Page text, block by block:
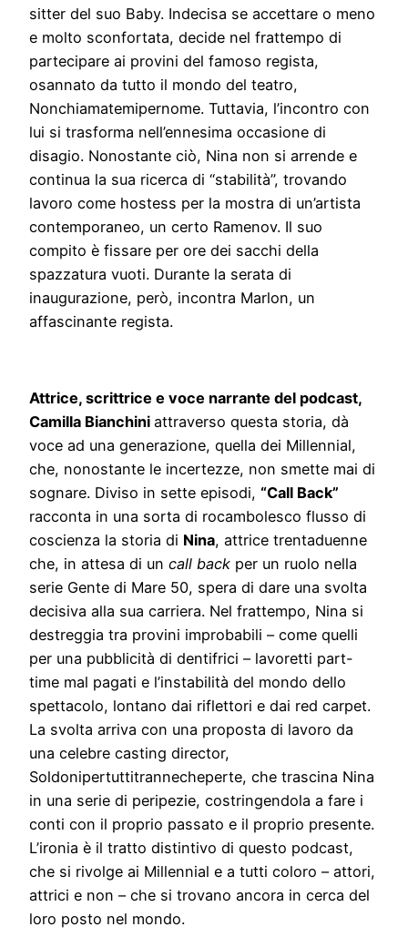
sitter del suo Baby. Indecisa se accettare o meno
e molto sconfortata, decide nel frattempo di
partecipare ai provini del famoso regista,
osannato da tutto il mondo del teatro,
Nonchiamatemipernome. Tuttavia, l’incontro con
lui si trasforma nell’ennesima occasione di
disagio. Nonostante ciò, Nina non si arrende e
continua la sua ricerca di “stabilità”, trovando
lavoro come hostess per la mostra di un’artista
contemporaneo, un certo Ramenov. Il suo
compito è fissare per ore dei sacchi della
spazzatura vuoti. Durante la serata di
inaugurazione, però, incontra Marlon, un
affascinante regista.
Attrice, scrittrice e voce narrante del podcast,
Camilla Bianchini attraverso questa storia, dà
voce ad una generazione, quella dei Millennial,
che, nonostante le incertezze, non smette mai di
sognare. Diviso in sette episodi, “Call Back”
racconta in una sorta di rocambolesco flusso di
coscienza la storia di Nina, attrice trentaduenne
che, in attesa di un call back per un ruolo nella
serie Gente di Mare 50, spera di dare una svolta
decisiva alla sua carriera. Nel frattempo, Nina si
destreggia tra provini improbabili – come quelli
per una pubblicità di dentifrici – lavoretti part-
time mal pagati e l’instabilità del mondo dello
spettacolo, lontano dai riflettori e dai red carpet.
La svolta arriva con una proposta di lavoro da
una celebre casting director,
Soldonipertuttitrannecheperte, che trascina Nina
in una serie di peripezie, costringendola a fare i
conti con il proprio passato e il proprio presente.
L’ironia è il tratto distintivo di questo podcast,
che si rivolge ai Millennial e a tutti coloro – attori,
attrici e non – che si trovano ancora in cerca del
loro posto nel mondo.